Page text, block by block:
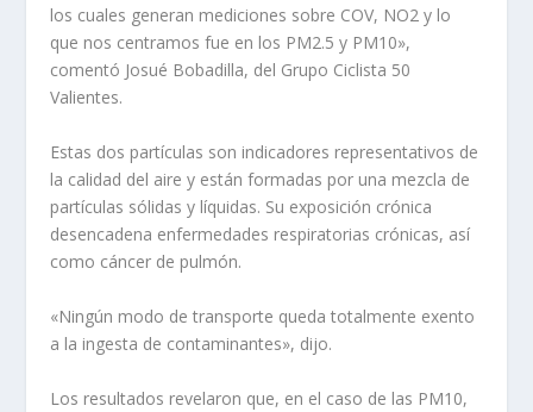
los cuales generan mediciones sobre COV, NO2 y lo
que nos centramos fue en los PM2.5 y PM10»,
comentó Josué Bobadilla, del Grupo Ciclista 50
Valientes.
Estas dos partículas son indicadores representativos de
la calidad del aire y están formadas por una mezcla de
partículas sólidas y líquidas. Su exposición crónica
desencadena enfermedades respiratorias crónicas, así
como cáncer de pulmón.
«Ningún modo de transporte queda totalmente exento
a la ingesta de contaminantes», dijo.
Los resultados revelaron que, en el caso de las PM10,